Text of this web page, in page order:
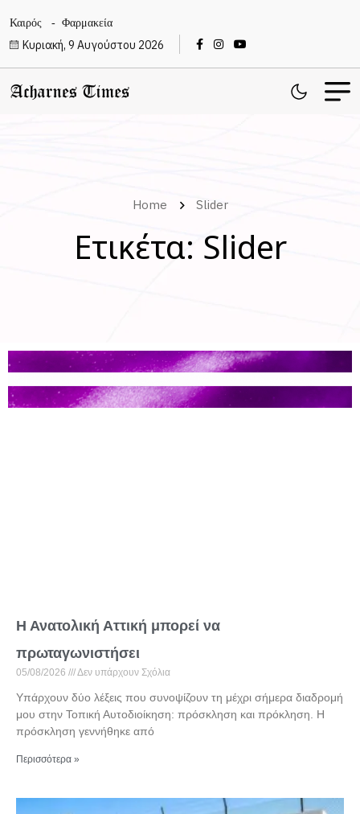
Καιρός Φαρμακεία
Κυριακή, 9 Αυγούστου 2026
Home Slider
Ετικέτα: Slider
Η Ανατολική Αττική μπορεί να
πρωταγωνιστήσει
05/08/2026 Δεν υπάρχουν Σχόλια
Υπάρχουν δύο λέξεις που συνοψίζουν τη μέχρι σήμερα διαδρομή
μου στην Τοπική Αυτοδιοίκηση: πρόσκληση και πρόκληση. Η
πρόσκληση γεννήθηκε από
Περισσότερα »